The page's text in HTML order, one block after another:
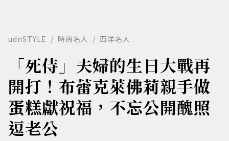
udnSTYLE 時尚名人 西洋名人
「死侍」夫婦的生日大戰再
開打！布蕾克萊佛莉親手做
蛋糕獻祝福，不忘公開醜照
逗老公